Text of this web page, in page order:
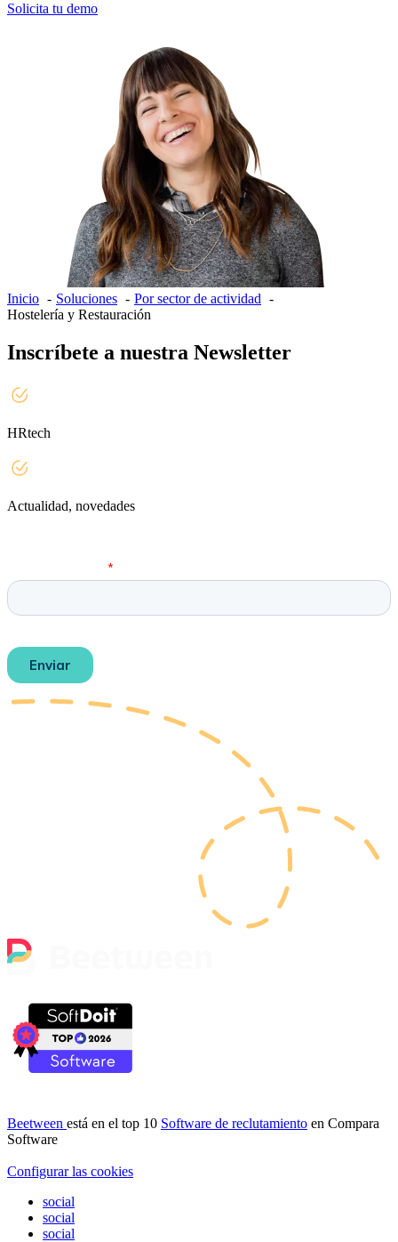
Solicita tu demo
Inicio Soluciones
Por sector de actividad
Hostelería y Restauración
Inscríbete a nuestra Newsletter
HRtech
Actualidad, novedades
Beetween está en el top 10 Software de reclutamiento en Compara
Software
Configurar las cookies
social
social
social